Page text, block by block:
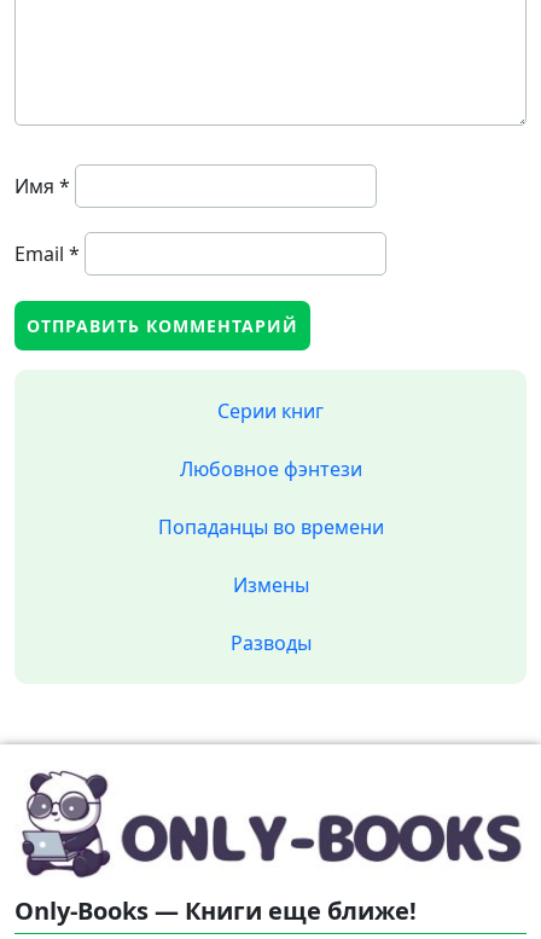
Имя *
Email *
Серии книг
Любовное фэнтези
Попаданцы во времени
Измены
Разводы
Only-Books — Книги еще ближе!